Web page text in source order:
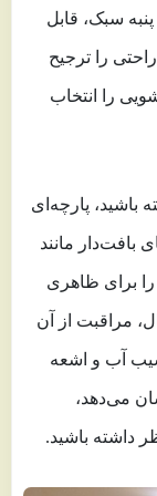
سبک، قابل
را ترجیح
را انتخاب
باشید، پارچه‌ای
بافت‌دار مانند
را برای ظاهری
مراقبت از آن
آب و اشعه
می‌دهد،
داشته باشید.